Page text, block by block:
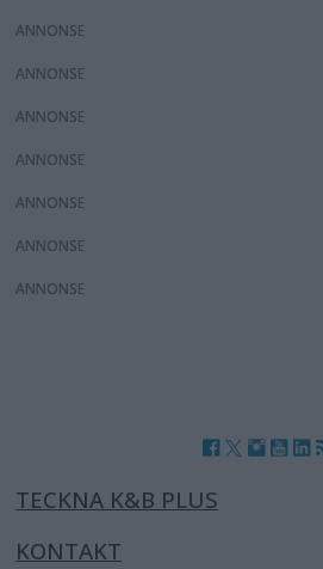
ANNONS
ANNONS
ANNONS
ANNONS
ANNONS
ANNONS
ANNONS
TECKNA K&B PLUS
KONTAKT